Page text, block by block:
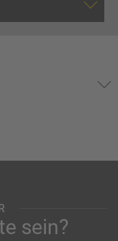
sein?